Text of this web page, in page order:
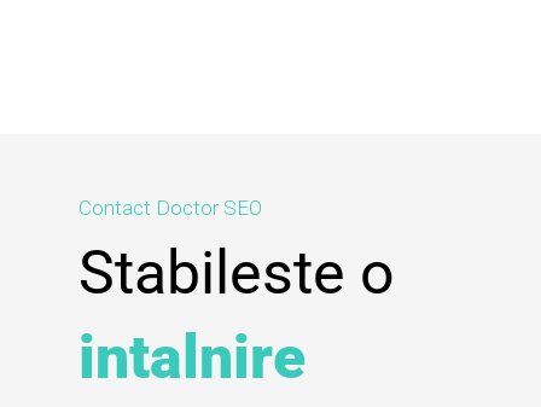
Contact Doctor SEO
Stabileste o
intalnire